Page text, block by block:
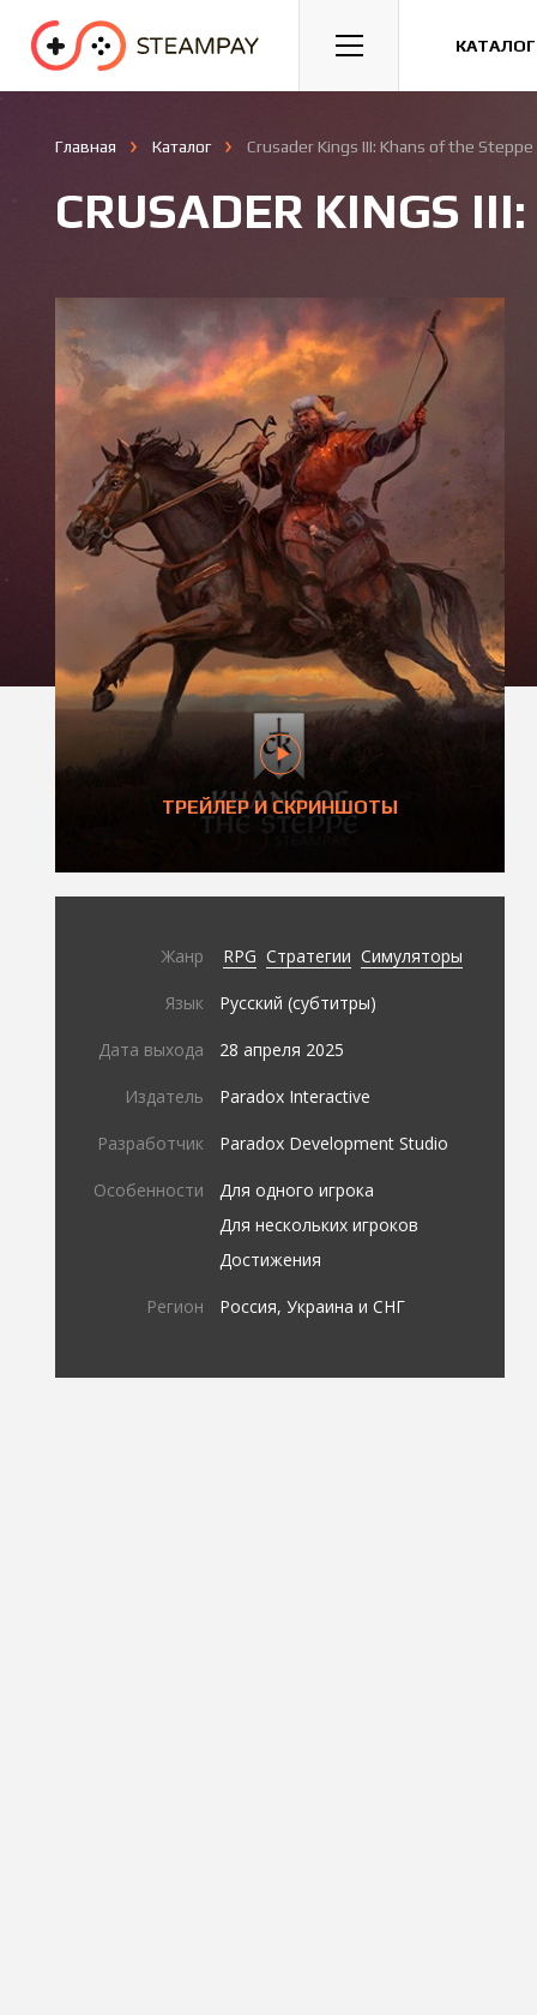
Спорт Гонки Казуальные
Главная Каталог Crusader Kings III: Khans of the Steppe
CRUSADER KINGS
ТРЕЙЛЕР И СКРИНШОТЫ
Жанр RPG Стратегии Симуляторы
Язык Русский (субтитры)
Дата выхода 28 апреля 2025
Издатель Paradox Interactive
Разработчик Paradox Development Studio
Особенности
Для одного игрока
Для нескольких игроков
Достижения
Регион Россия, Украина и СНГ